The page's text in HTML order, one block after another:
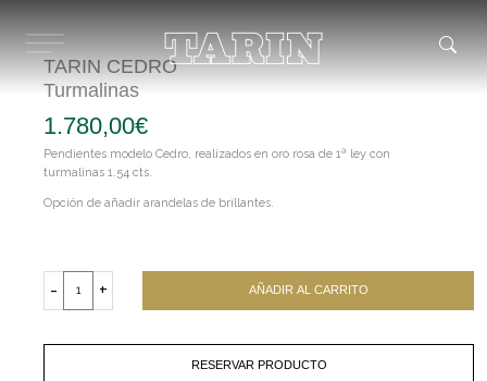
contenido
TARIN CEDRO
Turmalinas
1.780,00€
Pendientes modelo Cedro, realizados en oro rosa de 1ª ley con
turmalinas 1.54 cts.
Opción de añadir arandelas de brillantes.
-
CEDRO
+ AÑADIR AL CARRITO
RESERVAR PRODUCTO